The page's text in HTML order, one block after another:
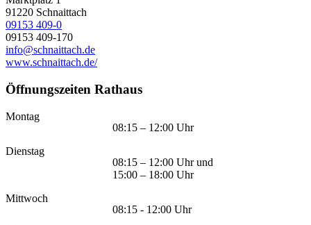
91220 Schnaittach
09153 409-0
09153 409-170
info@schnaittach.de
www.schnaittach.de/
Öffnungszeiten Rathaus
Montag
08:15 – 12:00 Uhr
Dienstag
08:15 – 12:00 Uhr und
15:00 – 18:00 Uhr
Mittwoch
08:15 - 12:00 Uhr